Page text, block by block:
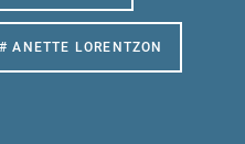
# ANETTE LORENTZON